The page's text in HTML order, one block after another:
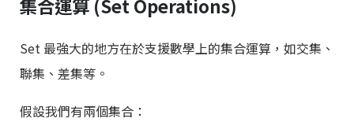
集合運算 (Set Operations)
Set 最強大的地方在於支援數學上的集合運算，如交集、
聯集、差集等。
假設我們有兩個集合：